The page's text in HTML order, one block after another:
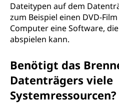
Dateitypen auf dem
zum Beispiel einen DVD-
Computer eine Software,
abspielen kann.
Benötigt das
Datenträgers viele
Systemressourcen?